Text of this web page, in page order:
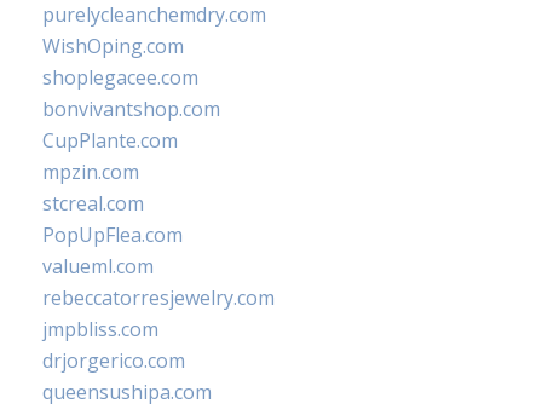
purelycleanchemdry.com
WishOping.com
shoplegacee.com
bonvivantshop.com
CupPlante.com
mpzin.com
stcreal.com
PopUpFlea.com
valueml.com
rebeccatorresjewelry.com
jmpbliss.com
drjorgerico.com
queensushipa.com